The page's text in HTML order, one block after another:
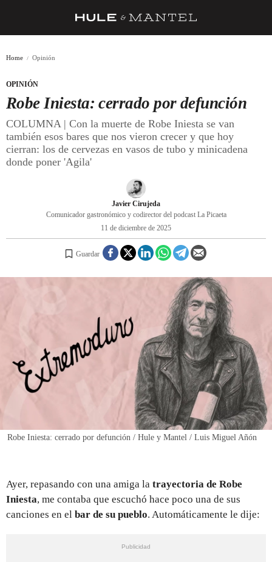
DÓNDE COMER
ÍDOLOS DE MESAS
TRADICIÓN
INICIAR SESIÓN
Home Opinión
OPINIÓN
Robe Iniesta: cerrado por defunción
COLUMNA | Con la muerte de Robe Iniesta se van
también esos bares que nos vieron crecer y que hoy
cierran: los de cervezas en vasos de tubo y minicadena
donde poner 'Agila'
Javier Cirujeda
Comunicador gastronómico y codirector del podcast La Picaeta
11 de diciembre de 2025
Guardar
Robe Iniesta: cerrado por defunción / Hule y Mantel / Luis Miguel Añón
Ayer, repasando con una amiga la trayectoria de Robe
Iniesta, me contaba que escuchó hace poco una de sus
canciones en el bar de su pueblo. Automáticamente le dije: